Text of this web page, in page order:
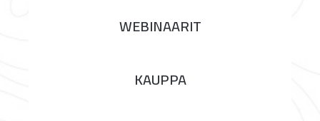
WEBINAARIT
KAUPPA